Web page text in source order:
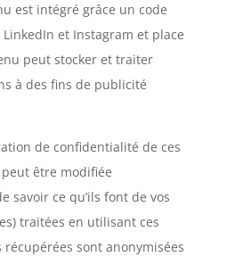
est intégré grâce un code
et Instagram et place
peut stocker et traiter
à des fins de publicité
de confidentialité de ces
être modifiée
savoir ce qu’ils font de vos
traitées en utilisant ces
récupérées sont anonymisées